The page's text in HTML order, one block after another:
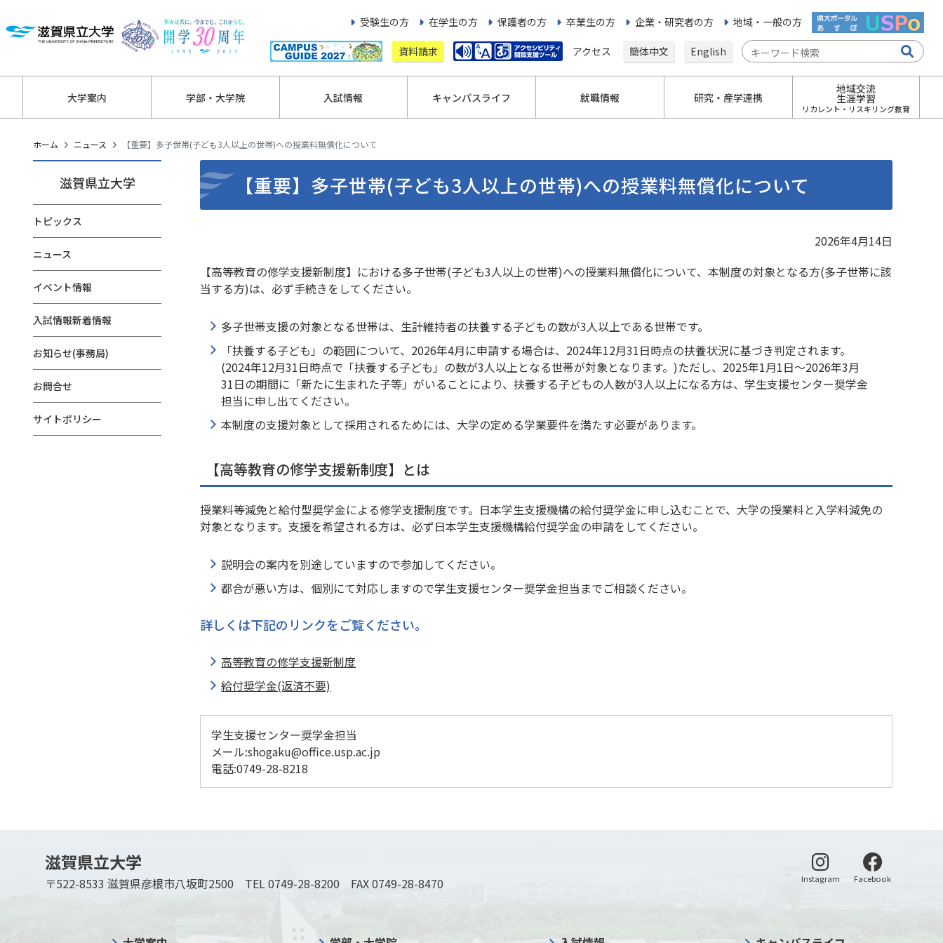
受験生の方 在学生の方 保護者の方 卒業生の方 企業・研究者の方 地域・一般の方
資料請求 アクセス 簡体中文 English
大学案内 学部・大学院 入試情報 キャンパスライフ 就職情報 研究・産学連携
地域交流
生涯学習
リカレント・リスキリング教育
ホーム ニュース 【重要】多子世帯(子ども3人以上の世帯)への授業料無償化について
滋賀県立大学
トピックス
ニュース
イベント情報
入試情報新着情報
お知らせ(事務局)
お問合せ
サイトポリシー
【重要】多子世帯(子ども3人以上の世帯)への授業料無償化について
2026年4月14日
【高等教育の修学支援新制度】における多子世帯(子ども3人以上の世帯)への授業料無償化について、本制度の対象となる方(多子世帯に該
当する方)は、必ず手続きをしてください。
多子世帯支援の対象となる世帯は、生計維持者の扶養する子どもの数が3人以上である世帯です。
「扶養する子ども」の範囲について、2026年4月に申請する場合は、2024年12月31日時点の扶養状況に基づき判定されます。
(2024年12月31日時点で「扶養する子ども」の数が3人以上となる世帯が対象となります。)ただし、2025年1月1日～2026年3月
31日の期間に「新たに生まれた子等」がいることにより、扶養する子どもの人数が3人以上になる方は、学生支援センター奨学金
担当に申し出てください。
本制度の支援対象として採用されるためには、大学の定める学業要件を満たす必要があります。
【高等教育の修学支援新制度】とは
授業料等減免と給付型奨学金による修学支援制度です。日本学生支援機構の給付奨学金に申し込むことで、大学の授業料と入学料減免の
対象となります。支援を希望される方は、必ず日本学生支援機構給付奨学金の申請をしてください。
説明会の案内を別途していますので参加してください。
都合が悪い方は、個別にて対応しますので学生支援センター奨学金担当までご相談ください。
詳しくは下記のリンクをご覧ください。
高等教育の修学支援新制度
給付奨学金(返済不要)
学生支援センター奨学金担当
メール:shogaku@office.usp.ac.jp
電話:0749-28-8218
滋賀県立大学
〒522-8533 滋賀県彦根市八坂町2500 TEL 0749-28-8200 FAX 0749-28-8470 Instagram 別ウィンドウで開く
Facebook別ウィンドウ